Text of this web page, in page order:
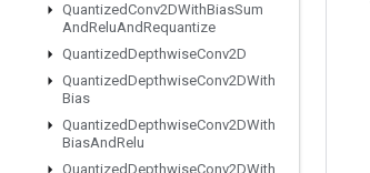
QuantizedConv2DWithBiasSum
AndReluAndRequantize
QuantizedDepthwiseConv2D
QuantizedDepthwiseConv2DWith
Bias
QuantizedDepthwiseConv2DWith
BiasAndRelu
QuantizedDepthwiseConv2DWith